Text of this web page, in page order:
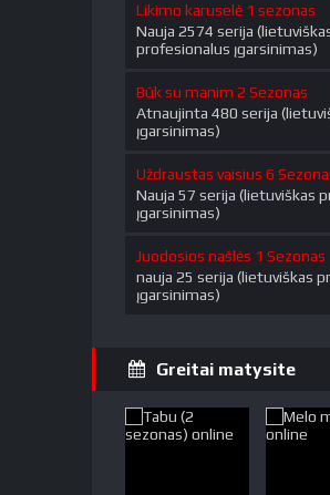
Likimo karuselė 1 sezonas
Nauja 2574 serija
profesionalus įgarsinimas)
Būk su manim 2 Sezonas
Atnaujinta 480 serija
įgarsinimas)
Uždraustas vaisius 6
Nauja 57 serija (lietuviškas
įgarsinimas)
Juodosios našlės 1 Sezonas
nauja 25 serija (lietuviškas
įgarsinimas)
Greitai matysite